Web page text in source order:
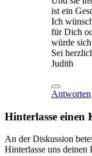
ist ein
Ich
für Dich
würde
Sei
Judith
Antworten
Hinterlasse einen
An der Diskussion
Hinterlasse uns deinen